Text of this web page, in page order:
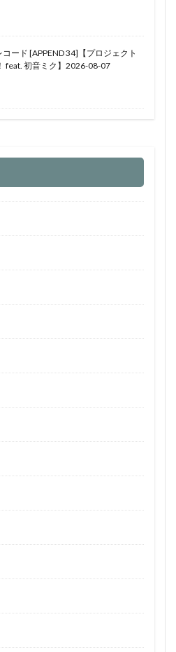
ード [APPEND 34]【プロジェクト
feat. 初音ミク】2026-08-07